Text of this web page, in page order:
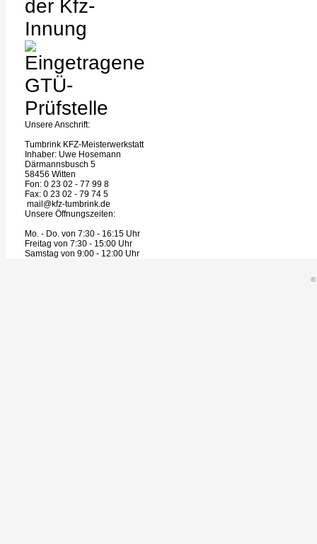
Unsere Anschrift:
Tumbrink KFZ-Meisterwerkstatt
Inhaber: Uwe Hosemann
Därmannsbusch 5
58456 Witten
Fon: 0 23 02 - 77 99 8
Fax: 0 23 02 - 79 74 5
mail@kfz-tumbrink.de
Unsere Öffnungszeiten:
Mo. - Do. von 7:30 - 16:15 Uhr
Freitag von 7:30 - 15:00 Uhr
Samstag von 9:00 - 12:00 Uhr
©